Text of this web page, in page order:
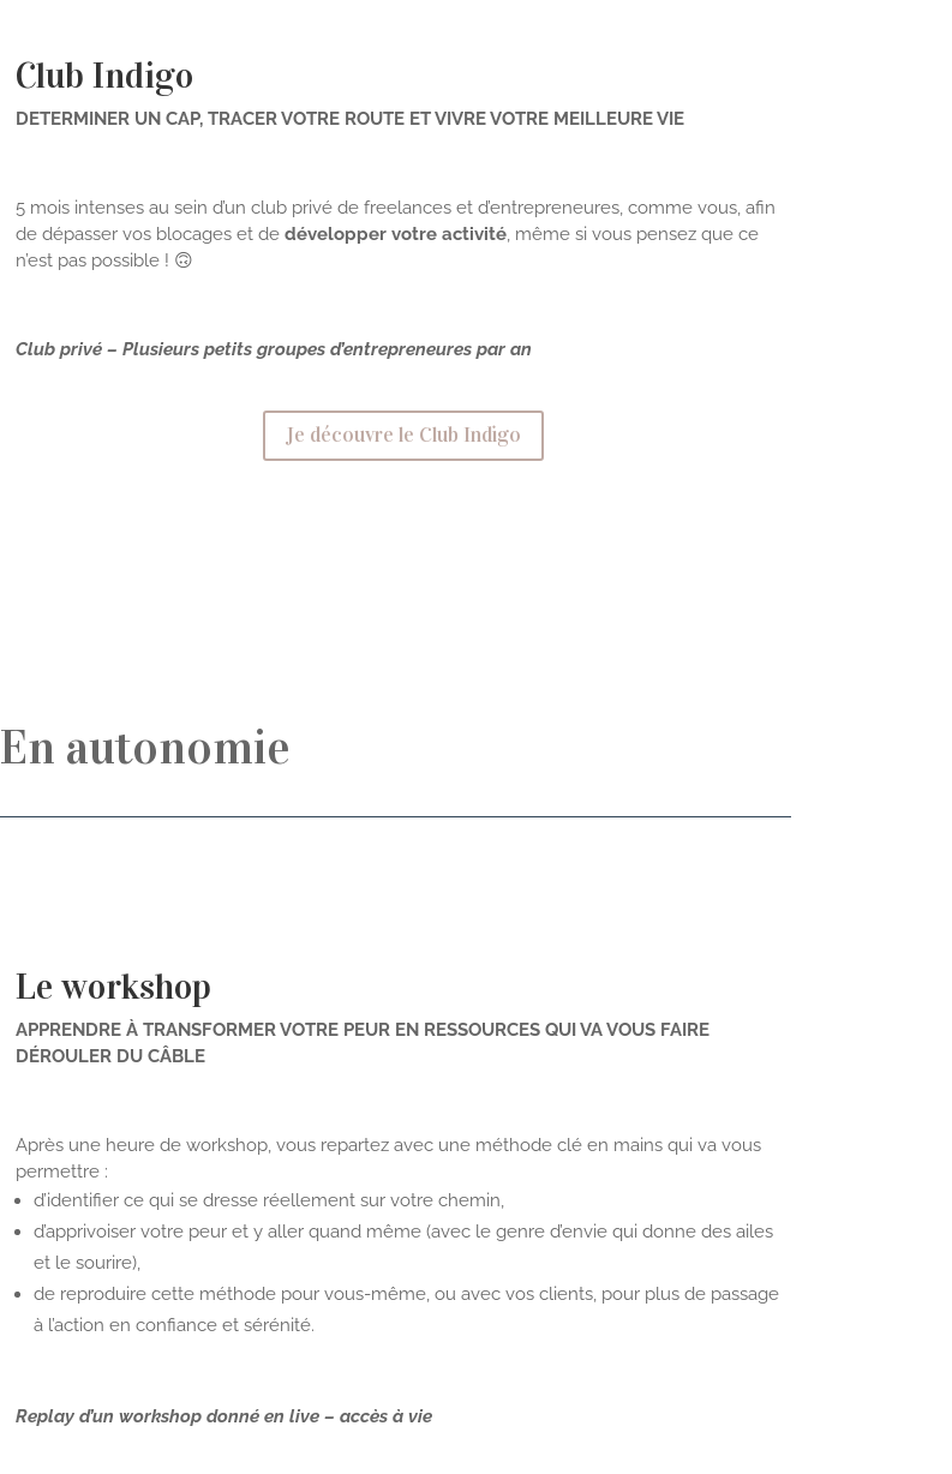
Club Indigo
DETERMINER UN CAP, TRACER VOTRE ROUTE ET VIVRE VOTRE MEILLEURE VIE
5 mois intenses au sein d’un club privé de freelances et d’entrepreneures, comme vous, afin
de dépasser vos blocages et dedévelopper votre activité, même si vous pensez que ce
n’est pas possible ! 🙃
Club privé – Plusieurs petits groupes d’entrepreneures par an
Je découvre le Club Indigo
En autonomie
Le workshop
APPRENDRE À TRANSFORMER VOTRE PEUR EN RESSOURCES QUI VA VOUS FAIRE
DÉROULER DU CÂBLE
Après une heure de workshop, vous repartez avec une méthode clé en mains qui va vous
permettre :
d’identifier ce qui se dresse réellement sur votre chemin,
d’apprivoiser votre peur et y aller quand même (avec le genre d’envie qui donne des ailes
et le sourire),
de reproduire cette méthode pour vous-même, ou avec vos clients, pour plus de passage
à l’action en confiance et sérénité.
Replay d’un workshop donné en live – accès à vie